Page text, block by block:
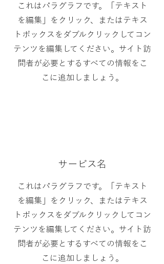
これはパラグラフです。「テキスト
を編集」をクリック、またはテキス
トボックスをダブルクリックしてコン
テンツを編集してください。サイト訪
問者が必要とするすべての情報をこ
こに追加しましょう。
サービス名
これはパラグラフです。「テキスト
を編集」をクリック、またはテキス
トボックスをダブルクリックしてコン
テンツを編集してください。サイト訪
問者が必要とするすべての情報をこ
こに追加しましょう。